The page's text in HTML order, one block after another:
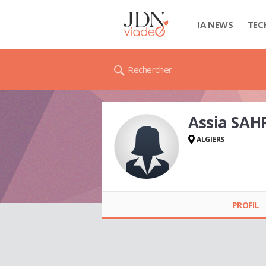
IA NEWS
Rechercher
Assia
ALGIERS
PROFIL